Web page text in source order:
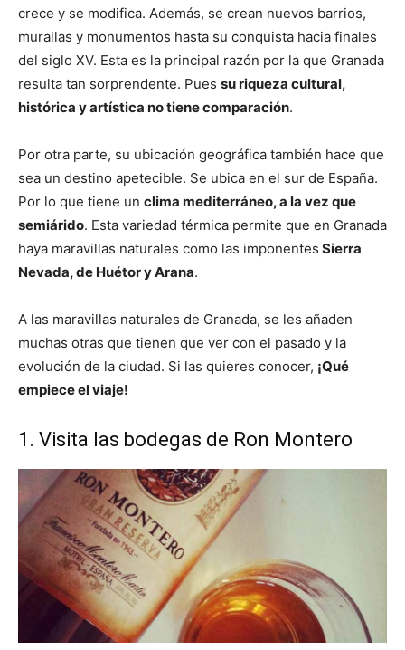
crece y se modifica. Además, se crean nuevos barrios,
murallas y monumentos hasta su conquista hacia finales
del siglo XV. Esta es la principal razón por la que Granada
resulta tan sorprendente. Pues su riqueza cultural,
histórica y artística no tiene comparación.
Por otra parte, su ubicación geográfica también hace que
sea un destino apetecible. Se ubica en el sur de España.
Por lo que tiene un clima mediterráneo, a la vez que
semiárido. Esta variedad térmica permite que en Granada
haya maravillas naturales como las imponentes Sierra
Nevada, de Huétor y Arana.
A las maravillas naturales de Granada, se les añaden
muchas otras que tienen que ver con el pasado y la
evolución de la ciudad. Si las quieres conocer, ¡Qué
empiece el viaje!
1. Visita las bodegas de Ron Montero